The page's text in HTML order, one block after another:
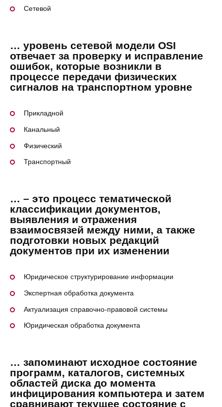
Сетевой
… уровень сетевой модели OSI
отвечает за проверку и исправление
ошибок, которые возникли в
процессе передачи физических
сигналов на транспортном уровне
Прикладной
Канальный
Физический
Транспортный
… – это процесс тематической
классификации документов,
выявления и отражения
взаимосвязей между ними, а также
подготовки новых редакций
документов при их изменении
Юридическое структурирование информации
Экспертная обработка документа
Актуализация справочно-правовой системы
Юридическая обработка документа
… запоминают исходное состояние
программ, каталогов, системных
областей диска до момента
инфицирования компьютера и затем
сравнивают текущее состояние с